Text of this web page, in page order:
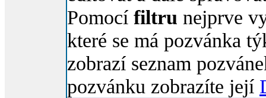
Pomocí filtru nejprve
které se má pozvánka
zobrazí seznam
pozvánku zobrazíte její